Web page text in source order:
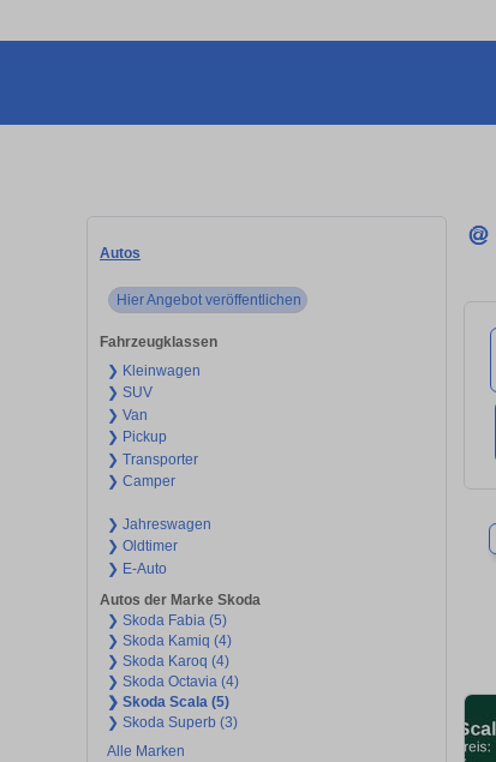
Autos
Hier Angebot veröffentlichen
Fahrzeugklassen
❯ Kleinwagen
❯ SUV
❯ Van
❯ Pickup
❯ Transporter
❯ Camper
❯ Jahreswagen
❯ Oldtimer
❯ E-Auto
Autos der Marke Skoda
❯ Skoda Fabia (5)
❯ Skoda Kamiq (4)
❯ Skoda Karoq (4)
❯ Skoda Octavia (4)
❯ Skoda Scala (5)
❯ Skoda Superb (3)
Alle Marken